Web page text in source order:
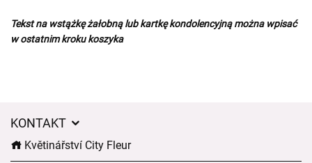
Tekst na wstążkę żałobną lub kartkę kondolencyjną można wpisać
w ostatnim kroku koszyka
KONTAKT
Květinářství City Fleur